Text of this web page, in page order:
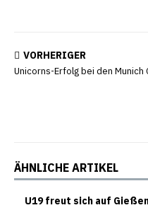
VORHERIGER
Unicorns-Erfolg bei den Munich
ÄHNLICHE ARTIKEL
U19 freut sich auf